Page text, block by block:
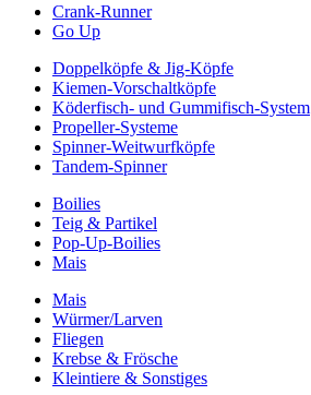
Crank-Runner
Go Up
Doppelköpfe & Jig-Köpfe
Kiemen-Vorschaltköpfe
Köderfisch- und Gummifisch-System
Propeller-Systeme
Spinner-Weitwurfköpfe
Tandem-Spinner
Boilies
Teig & Partikel
Pop-Up-Boilies
Mais
Mais
Würmer/Larven
Fliegen
Krebse & Frösche
Kleintiere & Sonstiges